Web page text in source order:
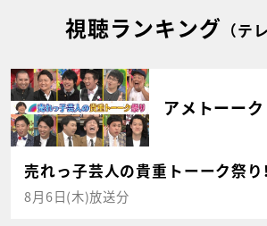
視聴ランキング （テ
アメトーーク
売れっ子芸人の貴重トーーク祭
8月6日(木)放送分